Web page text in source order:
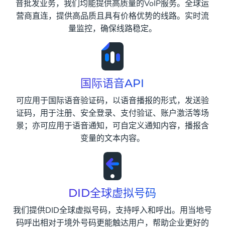
音批发业务，我们均能提供高质量的VoIP服务。全球运
营商直连，提供高品质且具有价格优势的线路。实时流
量监控，确保线路稳定。
国际语音API
可应用于国际语音验证码，以语音播报的形式，发送验
证码，用于注册、安全登录、支付验证、账户激活等场
景；亦可应用于语音通知，可自定义通知内容，播报含
变量的文本内容。
DID全球虚拟号码
我们提供DID全球虚拟号码，支持呼入和呼出。用当地号
码呼出相对于境外号码更能触达用户，帮助企业更好的